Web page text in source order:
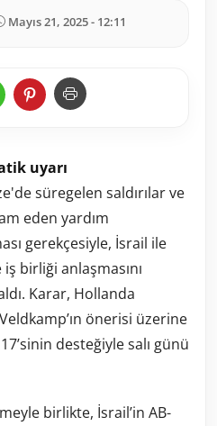
Mayıs 21, 2025 - 12:11
uyarı
süregelen saldırılar ve
eden yardım
gerekçesiyle, İsrail ile
birliği anlaşmasını
Karar, Hollanda
önerisi üzerine
desteğiyle salı günü
birlikte, İsrail’in AB-